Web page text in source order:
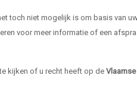
toch niet mogelijk is om basis van
voor meer informatie of een
kijken of u recht heeft op de